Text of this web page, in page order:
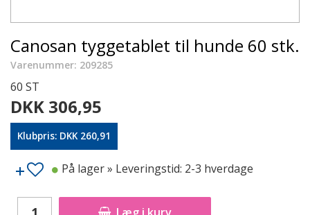
Canosan tyggetablet til hunde 60 stk.
Varenummer: 209285
60 ST
DKK 306,95
Klubpris: DKK 260,91
På lager» Leveringstid: 2-3 hverdage